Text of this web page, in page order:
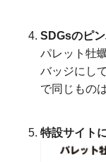
SDGsのピ
パレット牡
バッジにし
で同じもの
特設サイト